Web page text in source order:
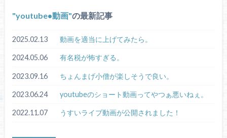
youtube•動画 の最新記事
2025.02.13 動画を適当に上げてみたら。
2024.05.06 有名税が怖すぎる。
2023.09.16 ちょんまげ小僧が楽しそうで良い。
2023.06.24 youtubeのショート動画ってやつぁ悪いねぇ。
2022.11.07 うすいライブ動画が公開されました！